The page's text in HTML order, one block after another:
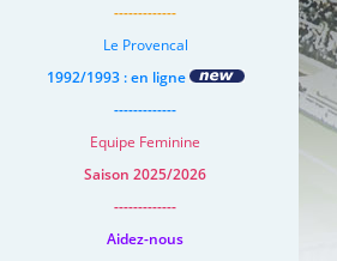
-------------
Le Provencal
1992/1993 : en ligne
-------------
Equipe Feminine
Saison 2025/2026
-------------
Aidez-nous